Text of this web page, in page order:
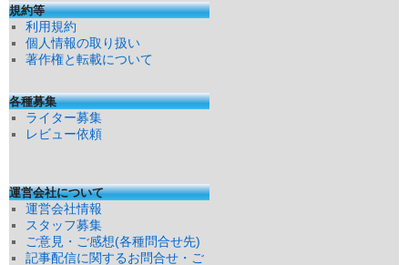
規約等
利用規約
個人情報の取り扱い
著作権と転載について
各種募集
ライター募集
レビュー依頼
運営会社について
運営会社情報
スタッフ募集
ご意見・ご感想(各種問合せ先)
記事配信に関するお問合せ・ご